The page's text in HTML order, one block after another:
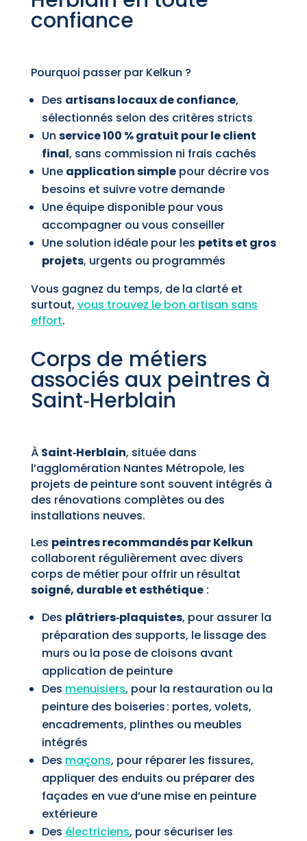
confiance
Pourquoi passer par Kelkun ?
Des artisans locaux de confiance,
sélectionnés selon des critères stricts
Un service 100 % gratuit pour le client
final, sans commission ni frais cachés
Une application simplepour décrire vos
besoins et suivre votre demande
Une équipe disponible pour vous
accompagner ou vous conseiller
Une solution idéale pour les petits et gros
projets, urgents ou programmés
Vous gagnez du temps, de la clarté et
surtout, vous trouvez le bon artisan sans
effort.
Corps de métiers
associés aux peintres à
Saint‑Herblain
À Saint‑Herblain, située dans
l’agglomération Nantes Métropole, les
projets de peinture sont souvent intégrés à
des rénovations complètes ou des
installations neuves.
Les peintres recommandés par Kelkun
collaborent régulièrement avec divers
corps de métier pour offrir un résultat
soigné, durable et esthétique:
Des plâtriers‑plaquistes, pour assurer la
préparation des supports, le lissage des
murs ou la pose de cloisons avant
application de peinture
Des menuisiers, pour la restauration ou la
peinture des boiseries : portes, volets,
encadrements, plinthes ou meubles
intégrés
Des maçons, pour réparer les fissures,
appliquer des enduits ou préparer des
façades en vue d’une mise en peinture
extérieure
Des électriciens, pour sécuriser les